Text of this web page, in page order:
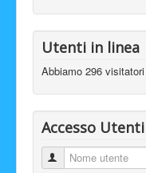
Utenti in linea
Abbiamo 296
Accesso Utenti
Nome utente